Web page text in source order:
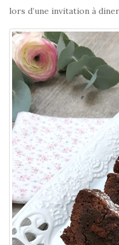
lors d’une invitation à